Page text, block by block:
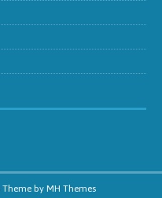
Theme by MH Themes